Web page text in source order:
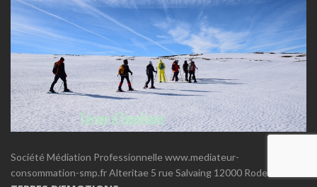
Société Médiation Professionnelle www.mediateur-
consommation-smp.fr Alteritae 5 rue Salvaing 12000 Rodez